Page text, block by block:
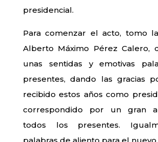
presidencial.
Para comenzar el acto, tomo
Alberto Máximo Pérez Calero,
unas sentidas y emotivas
presentes, dando las gracias
recibido estos años como
correspondido por un gran
todos los presentes.